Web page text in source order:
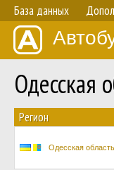
База данных
Одесская
Регион
Одесская область